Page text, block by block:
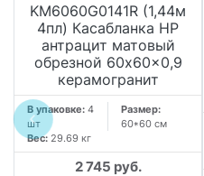
KM6060G0141R (1,44м
4пл) Касабланка HP
антрацит матовый
обрезной 60x60x0,9
керамогранит
В упаковке: 4
шт
Размер:
60*60 см
Вес: 29.69 кг
2 745 руб.